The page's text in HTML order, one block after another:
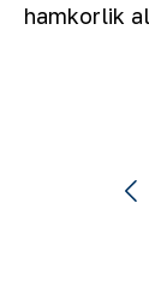
hamkorlik